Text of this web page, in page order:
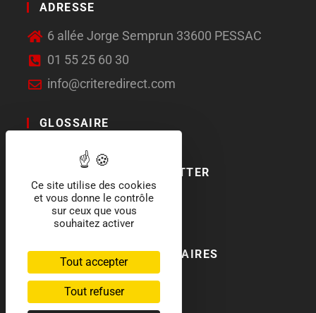
ADRESSE
6 allée Jorge Semprun 33600 PESSAC
01 55 25 60 30
info@criteredirect.com
GLOSSAIRE
LE BLOG
ABONNEMENT NEWSLETTER
SOCIAL MEDIA
NOS LABELS ET PARTENAIRES
Ce site utilise des cookies
et vous donne le contrôle
sur ceux que vous
souhaitez activer
Tout accepter
Tout refuser